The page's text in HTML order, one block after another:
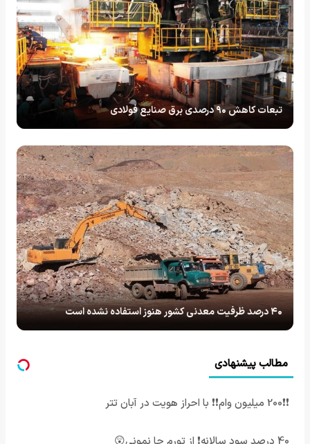
تبعات کاهش ۹۰ درصدی برق صنایع فولادی
۴۰ درصد ظرفیت معدنی کشور هنوز استفاده نشده است
مطالب پیشنهادی
❗❗200 میلیون وام❗❗ با احراز هویت در آبان تتر